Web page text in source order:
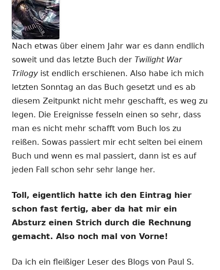
Nach etwas über einem Jahr war es dann endlich
soweit und das letzte Buch der Twilight War
Trilogyist endlich erschienen. Also habe ich mich
letzten Sonntag an das Buch gesetzt und es ab
diesem Zeitpunkt nicht mehr geschafft, es weg zu
legen. Die Ereignisse fesseln einen so sehr, dass
man es nicht mehr schafft vom Buch los zu
reißen. Sowas passiert mir echt selten bei einem
Buch und wenn es mal passiert, dann ist es auf
jeden Fall schon sehr sehr lange her.
Toll, eigentlich hatte ich den Eintrag hier
schon fast fertig, aber da hat mir ein
Absturz einen Strich durch die Rechnung
gemacht. Also noch mal von Vorne!
Da ich ein fleißiger Leser des Blogs von Paul S.